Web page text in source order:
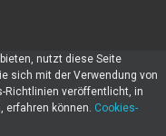
nutzt diese Seite
sich mit der Verwendung von
Richtlinien veröffentlicht, in
erfahren können. Cookies-